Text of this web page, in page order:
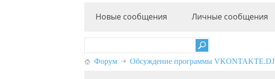
Новые сообщения Личные сообщения
Форум Обсуждение программы VKONTAKTE.DJ